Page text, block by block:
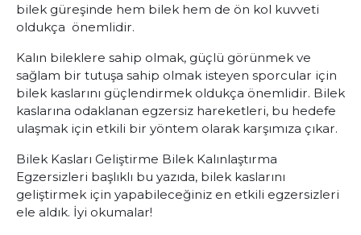
bilek güreşinde hem bilek hem de ön kol kuvveti
oldukça önemlidir.
Kalın bileklere sahip olmak, güçlü görünmek ve
sağlam bir tutuşa sahip olmak isteyen sporcular için
bilek kaslarını güçlendirmek oldukça önemlidir. Bilek
kaslarına odaklanan egzersiz hareketleri, bu hedefe
ulaşmak için etkili bir yöntem olarak karşımıza çıkar.
Bilek Kasları Geliştirme Bilek Kalınlaştırma
Egzersizleri başlıklı bu yazıda, bilek kaslarını
geliştirmek için yapabileceğiniz en etkili egzersizleri
ele aldık. İyi okumalar!